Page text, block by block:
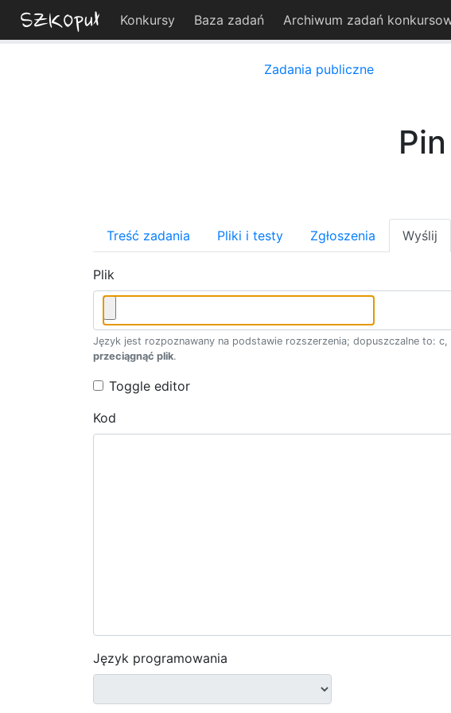
Konkursy Baza zadań Archiwum zadań
Zadania publiczne
Treść zadania Pliki i testy Zgłoszenia Wyślij
Plik
Język jest rozpoznawany na podstawie rozszerzenia; dopuszczalne to:
przeciągnąć plik.
Toggle editor
Kod
Język programowania